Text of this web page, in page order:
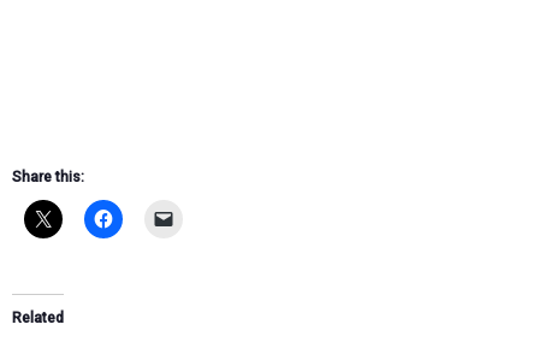
Share this:
Related